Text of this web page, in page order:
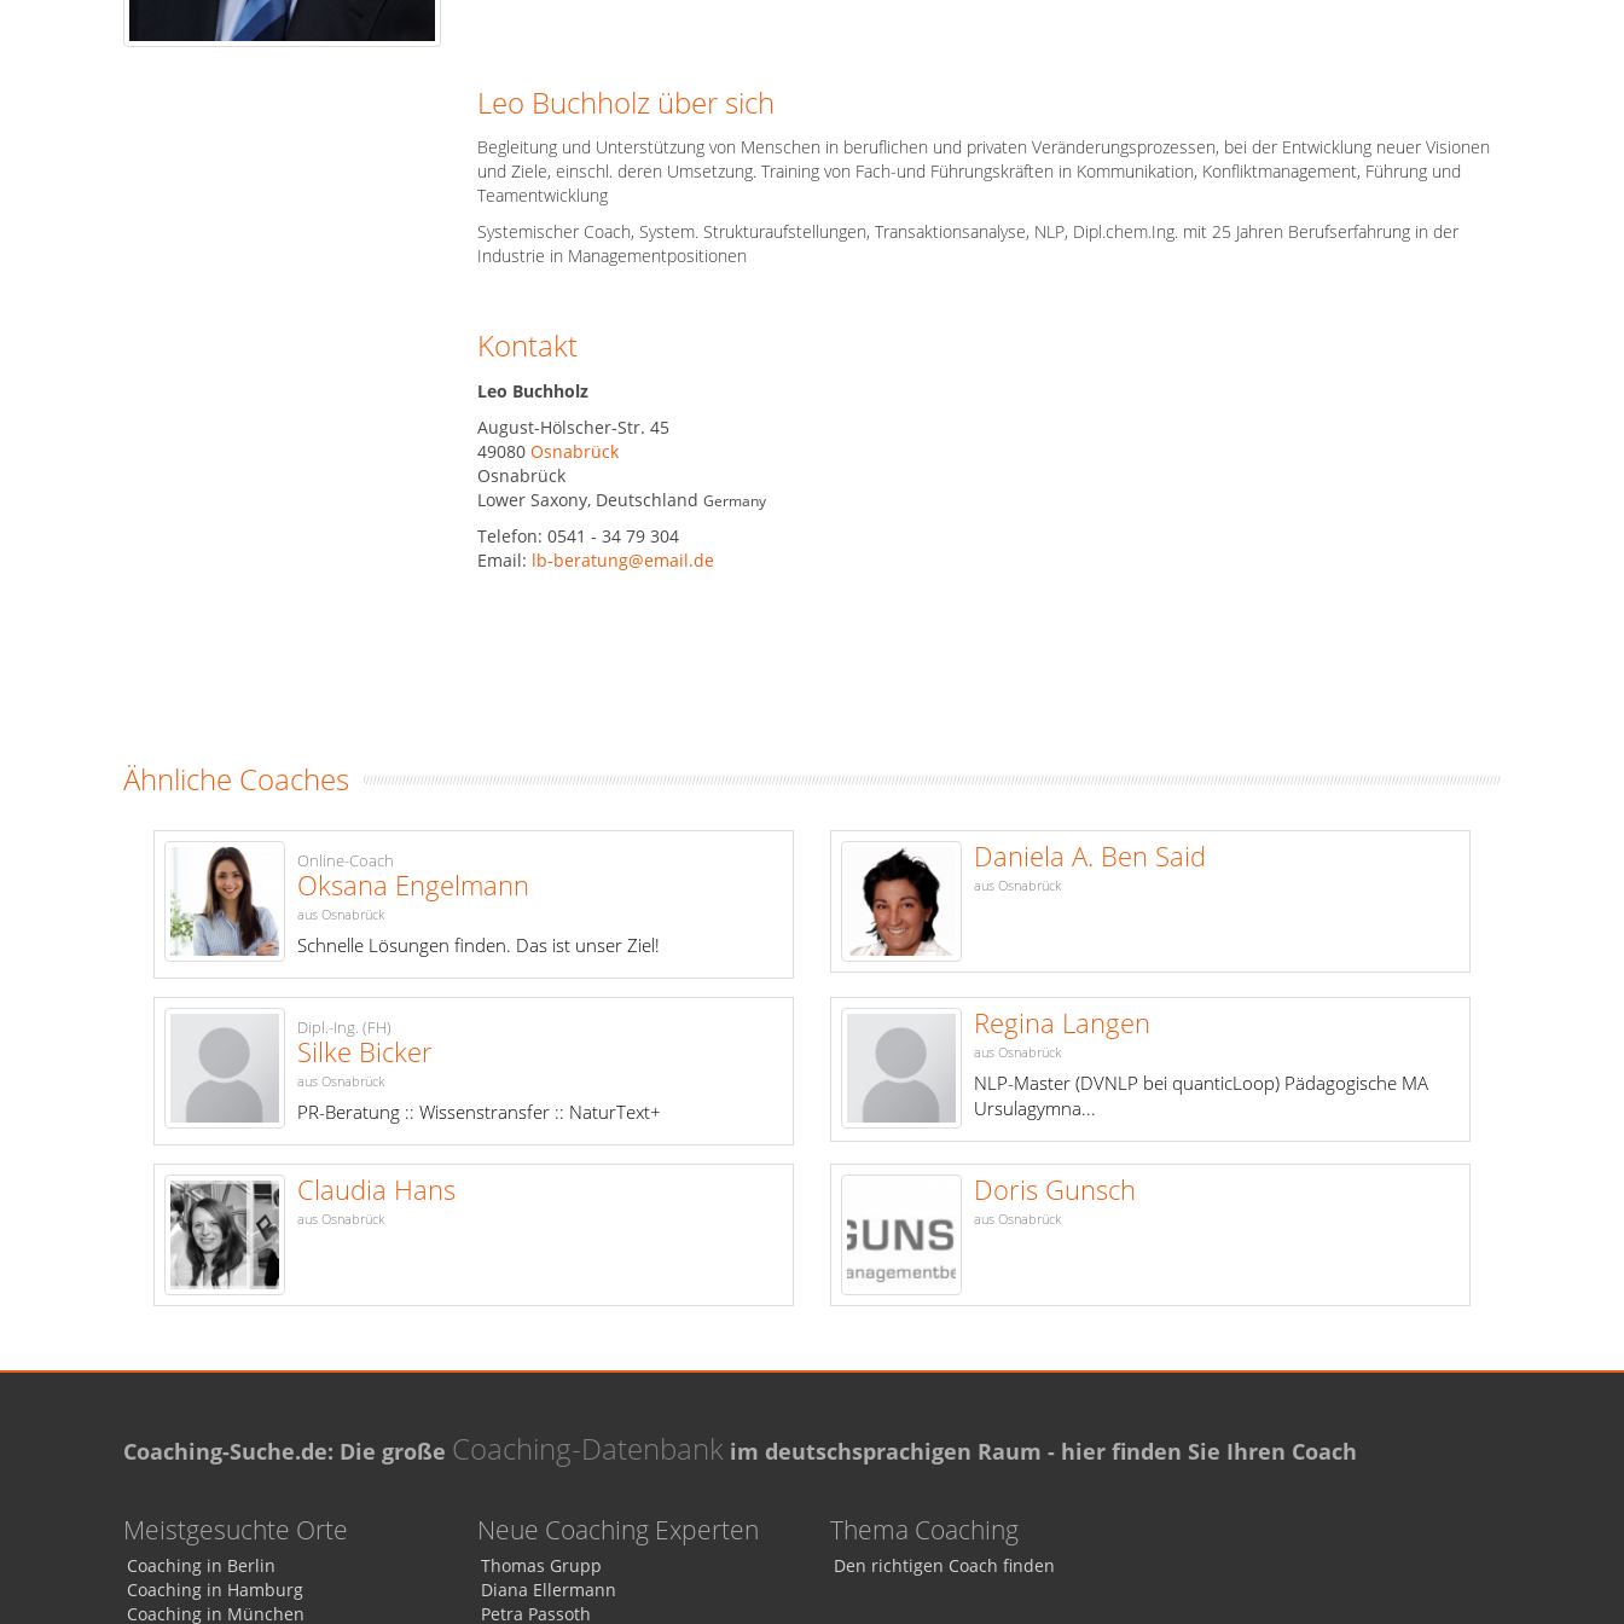
Leo Buchholz über sich
Begleitung und Unterstützung von Menschen in beruflichen und privaten Veränderungsprozessen, bei der Entwicklung neuer Visionen
und Ziele, einschl. deren Umsetzung. Training von Fach-und Führungskräften in Kommunikation, Konfliktmanagement, Führung und
Teamentwicklung
Systemischer Coach, System. Strukturaufstellungen, Transaktionsanalyse, NLP, Dipl.chem.Ing. mit 25 Jahren Berufserfahrung in der
Industrie in Managementpositionen
Kontakt
Leo Buchholz
August-Hölscher-Str. 45
49080 Osnabrück
Osnabrück
Lower Saxony, Deutschland Germany
Telefon: 0541 - 34 79 304
Email: lb-beratung@email.de
Ähnliche Coaches
Online-Coach
Oksana Engelmann
aus Osnabrück
Schnelle Lösungen finden. Das ist unser Ziel!
Daniela A. Ben Said
aus Osnabrück
Dipl.-Ing. (FH)
Silke Bicker
aus Osnabrück
PR-Beratung :: Wissenstransfer :: NaturText+
Regina Langen
aus Osnabrück
NLP-Master (DVNLP bei quanticLoop) Pädagogische MA
Ursulagymna...
Claudia Hans
aus Osnabrück
Doris Gunsch
aus Osnabrück
Coaching-Suche.de: Die große Coaching-Datenbank im deutschsprachigen Raum - hier finden Sie Ihren Coach
Meistgesuchte Orte
Coaching in Berlin
Coaching in Hamburg
Coaching in München
Neue Coaching Experten
Thomas Grupp
Diana Ellermann
Petra Passoth
Thema Coaching
Den richtigen Coach finden